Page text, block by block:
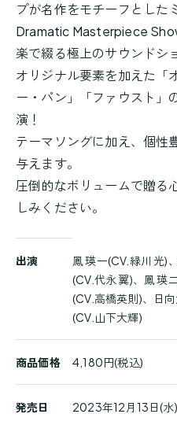
プが名作をモチーフとした
Dramatic Masterpiece
楽で綴る極上のサウンドシ
オリジナル要素を加えた「
ー・パン」「ファウスト」
演！
テーマソングに加え、個性
与えます。
圧倒的なボリュームで贈る
しみください。
品
出演
鳳 瑛一(CV.緑川 光)
(CV.代永 翼)、鳳 瑛
(CV.高橋英則)、日
(CV.山下大輝)
商品価格 4,180円(税込)
発売日 2023年12月13日(水)